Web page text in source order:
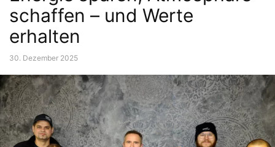
schaffen – und Werte
erhalten
30. Dezember 2025